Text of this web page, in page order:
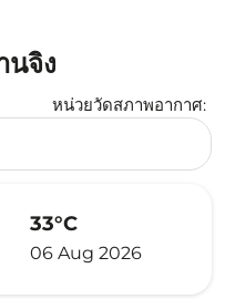
นจิง
หน่วยวัดสภาพอากาศ:
33°C
06 Aug 2026